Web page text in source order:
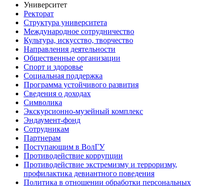
Университет
Ректорат
Структура университета
Международное сотрудничество
Культура, искусство, творчество
Направления деятельности
Общественные организации
Спорт и здоровье
Социальная поддержка
Программа устойчивого развития
Сведения о доходах
Символика
Экскурсионно-музейный комплекс
Эндаумент-фонд
Сотрудникам
Партнерам
Поступающим в ВолГУ
Противодействие коррупции
Противодействие экстремизму и терроризму,
профилактика девиантного поведения
Политика в отношении обработки персональных